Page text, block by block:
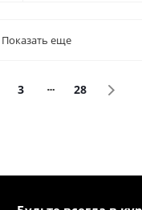
Показать еще
3 28